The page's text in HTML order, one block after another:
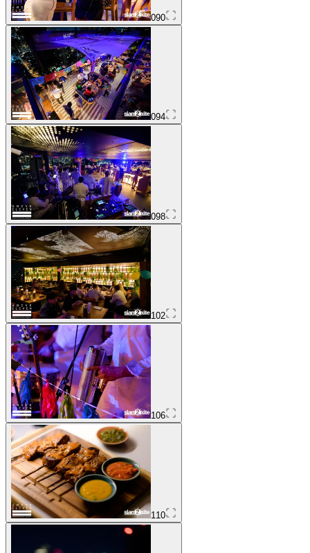
090
094
098
102
106
110